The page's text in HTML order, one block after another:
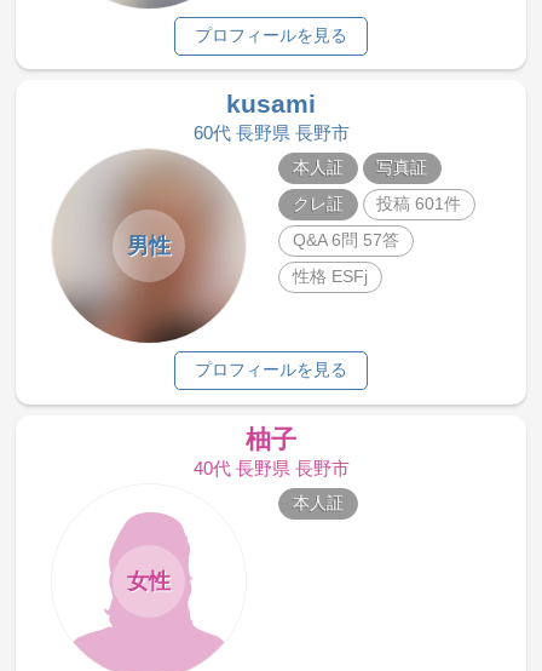
プロフィールを見る
kusami
60代 長野県 長野市
男性
本人証
写真証
クレ証
投稿 601件
Q&A 6問 57答
性格 ESFj
プロフィールを見る
柚子
40代 長野県 長野市
女性
本人証